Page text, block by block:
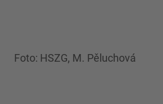
Foto: HSZG, M. Pěluchová